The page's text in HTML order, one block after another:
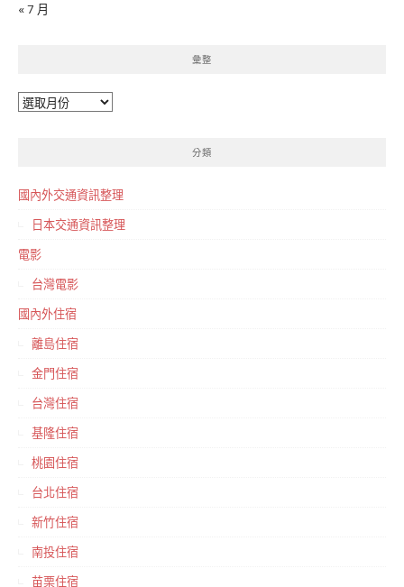
« 7 月
彙整
彙
分類
國內外交通資訊整理
日本交通資訊整理
電影
台灣電影
國內外住宿
離島住宿
金門住宿
台灣住宿
基隆住宿
桃園住宿
台北住宿
新竹住宿
南投住宿
苗栗住宿